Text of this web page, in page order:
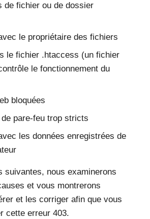
de fichier ou de dossier
le propriétaire des fichiers
le fichier .htaccess (un fichier
le fonctionnement du
bloquées
de pare-feu trop stricts
les données enregistrées de
suivantes, nous examinerons
et vous montrerons
et les corriger afin que vous
cette erreur 403.